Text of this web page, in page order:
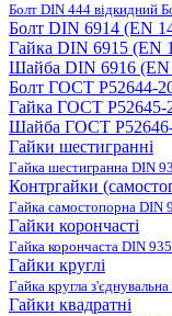
Болт DIN 444 відкидний
Болт DIN 6914 (EN
Гайка DIN 6915 (EN
Шайба DIN 6916 (EN
Болт ГОСТ Р52644-
Гайка ГОСТ
Шайба ГОСТ
Гайки шестигранні
Гайка шестигранна DIN
Контргайки
Гайка самостопорна DIN
Гайки корончасті
Гайка корончаста DIN 935
Гайки круглі
Гайка кругла з'єднувальна
Гайки квадратні